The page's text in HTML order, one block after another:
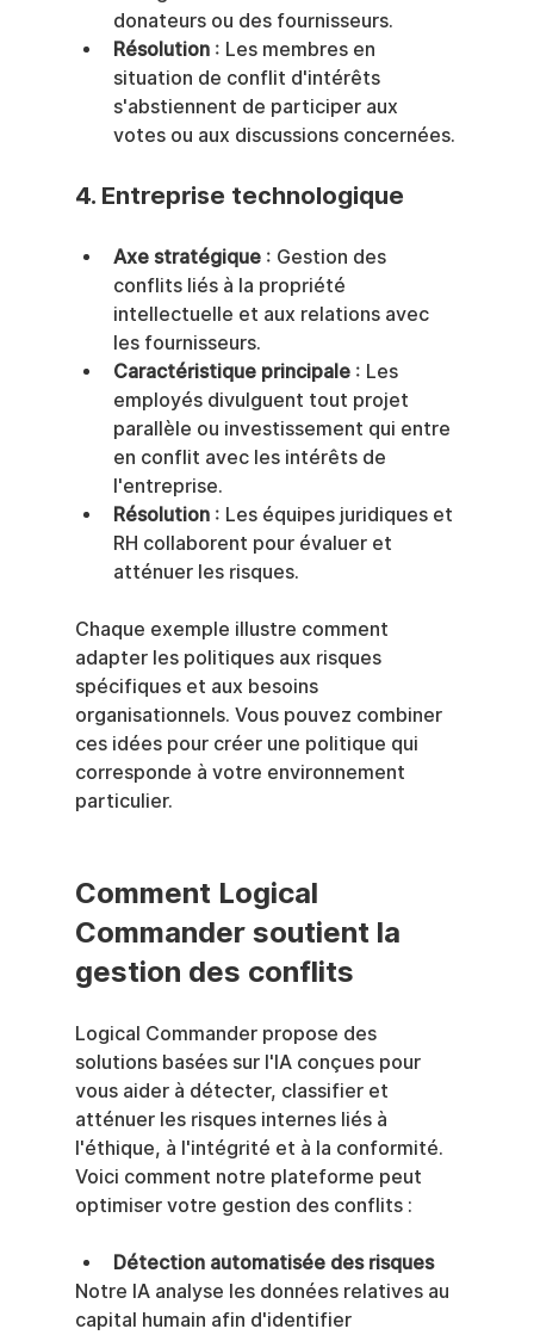
donateurs ou des fournisseurs.
Résolution : Les membres en
situation de conflit d'intérêts
s'abstiennent de participer aux
votes ou aux discussions concernées.
4. Entreprise technologique
Axe stratégique : Gestion des
conflits liés à la propriété
intellectuelle et aux relations avec
les fournisseurs.
Caractéristique principale : Les
employés divulguent tout projet
parallèle ou investissement qui entre
en conflit avec les intérêts de
l'entreprise.
Résolution : Les équipes juridiques et
RH collaborent pour évaluer et
atténuer les risques.
Chaque exemple illustre comment
adapter les politiques aux risques
spécifiques et aux besoins
organisationnels. Vous pouvez combiner
ces idées pour créer une politique qui
corresponde à votre environnement
particulier.
Comment Logical
Commander soutient la
gestion des conflits
Logical Commander propose des
solutions basées sur l'IA conçues pour
vous aider à détecter, classifier et
atténuer les risques internes liés à
l'éthique, à l'intégrité et à la conformité.
Voici comment notre plateforme peut
optimiser votre gestion des conflits :
Détection automatisée des risques
Notre IA analyse les données relatives au
capital humain afin d'identifier